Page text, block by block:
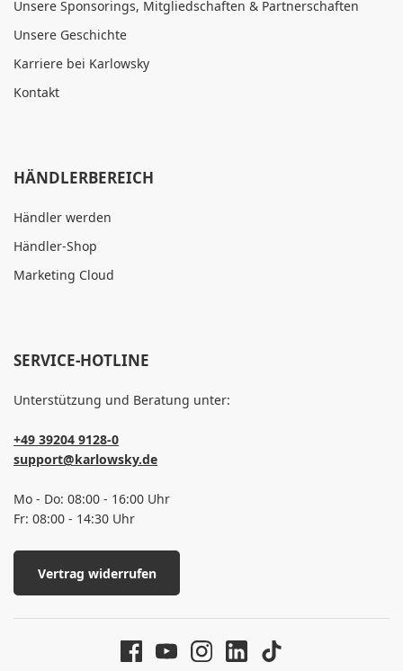
Unsere Sponsorings, Mitgliedschaften & Partnerschaften
Unsere Geschichte
Karriere bei Karlowsky
Kontakt
HÄNDLERBEREICH
Händler werden
Händler-Shop
Marketing Cloud
SERVICE-HOTLINE
Unterstützung und Beratung unter:
+49 39204 9128-0
support@karlowsky.de
Mo - Do: 08:00 - 16:00 Uhr
Fr: 08:00 - 14:30 Uhr
Vertrag widerrufen